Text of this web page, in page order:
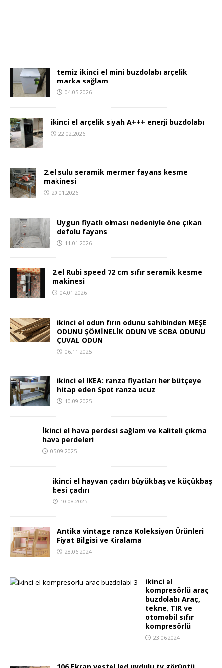
temiz ikinci el mini buzdolabı arçelik
marka sağlam
04.05.2026
ikinci el arçelik siyah A+++ enerji buzdolabı
22.02.2026
2.el sulu seramik mermer fayans kesme
makinesi
20.01.2026
Uygun fiyatlı olması nedeniyle öne çıkan
defolu fayans
11.01.2026
2.el Rubi speed 72 cm sıfır seramik kesme
makinesi
04.01.2026
ikinci el odun fırın odunu sahibinden MEŞE
ODUNU ŞÖMİNELİK ODUN VE SOBA ODUNU
ÇUVAL ODUN
06.11.2025
ikinci el IKEA: ranza fiyatları her bütçeye
hitap eden Spot ranza ucuz
10.09.2025
İkinci el hava perdesi sağlam ve kaliteli çıkma
hava perdeleri
05.09.2025
ikinci el hayvan çadırı büyükbaş ve küçükbaş
besi çadırı
10.08.2025
Antika vintage ranza Koleksiyon Ürünleri
Fiyat Bilgisi ve Kiralama
28.06.2024
ikinci el
kompresörlü araç
buzdolabı Araç,
tekne, TIR ve
otomobil sıfır
kompresörlü
23.06.2024
106 Ekran vestel led uydulu tv görüntü